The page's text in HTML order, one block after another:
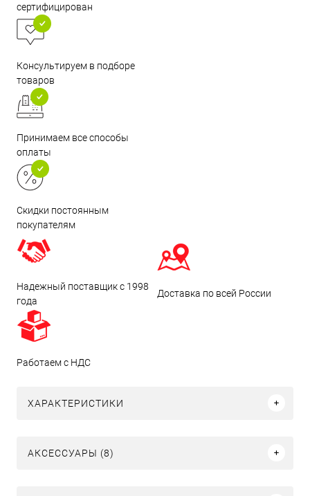
сертифицирован
Консультируем в подборе
товаров
Принимаем все способы
оплаты
Скидки постоянным
покупателям
Надежный поставщик с 1998
года
Доставка по всей России
Работаем с НДС
ХАРАКТЕРИСТИКИ
АКСЕССУАРЫ (8)